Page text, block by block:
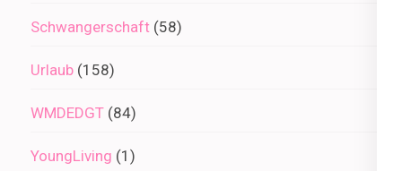
Schwangerschaft (58)
Urlaub (158)
WMDEDGT (84)
YoungLiving (1)